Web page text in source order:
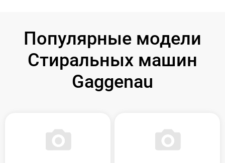
Популярные модели
Стиральных машин
Gaggenau